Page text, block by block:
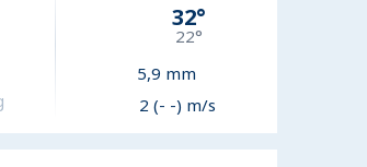
32°
22°
5,9 mm
2 (- -) m/s